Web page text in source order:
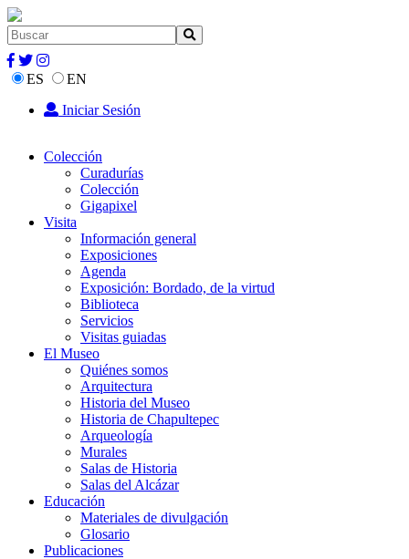
ES
EN
Iniciar Sesión
Colección
Curadurías
Colección
Gigapixel
Visita
Información general
Exposiciones
Agenda
Exposición: Bordado, de la virtud
Biblioteca
Servicios
Visitas guiadas
El Museo
Quiénes somos
Arquitectura
Historia del Museo
Historia de Chapultepec
Arqueología
Murales
Salas de Historia
Salas del Alcázar
Educación
Materiales de divulgación
Glosario
Publicaciones